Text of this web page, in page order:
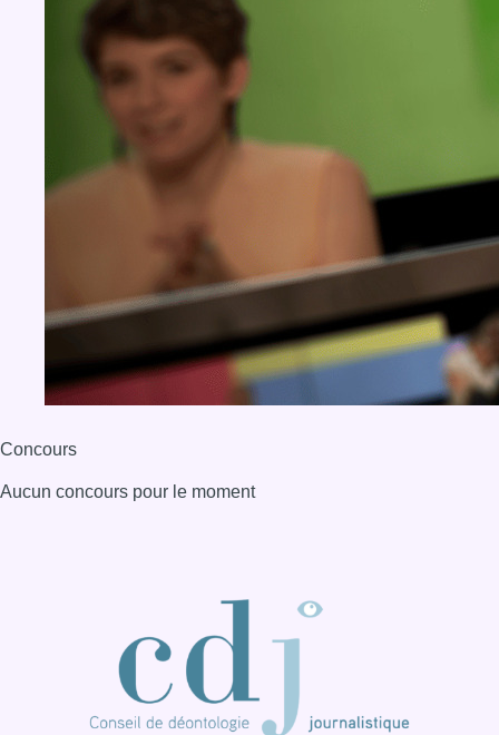
Concours
Aucun concours pour le moment